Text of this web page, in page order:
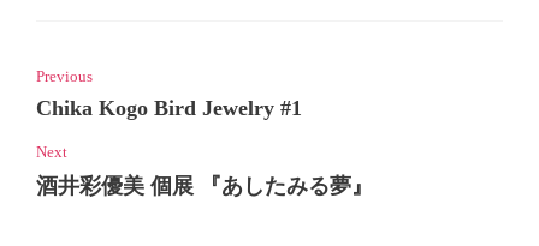
Previous
Chika Kogo Bird Jewelry #1
Next
酒井彩優美 個展 『あしたみる夢』